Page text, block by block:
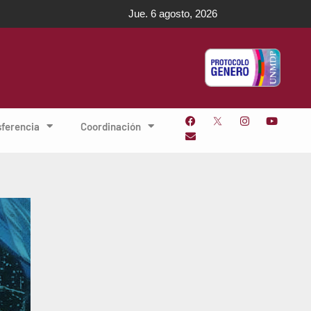
Jue. 6 agosto, 2026
Coordinación